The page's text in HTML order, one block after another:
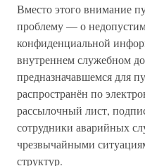
Вместо этого внимание
проблему — о
конфиденциальной
внутреннем служебном
предназначавшемся
распространён по
рассылочный лист,
сотрудники аварийных
чрезвычайными
структур.